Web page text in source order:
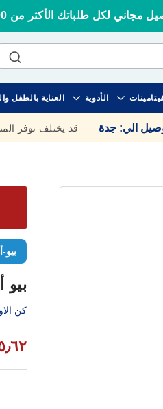
مجاني لكل طلباتك الأكثر من 100 ريال
الأدوية العناية بالطفل
الي: جدة قد يختلف توفر
بيو
كن